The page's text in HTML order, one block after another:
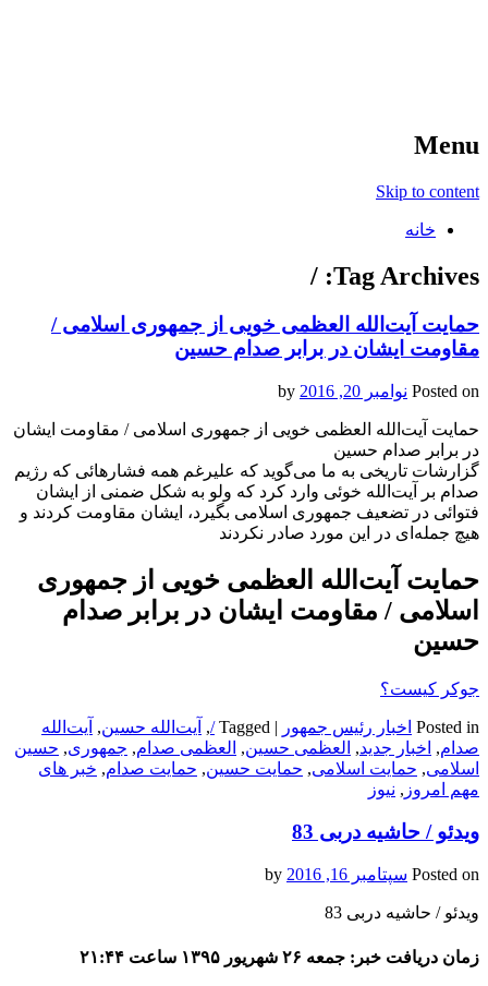
Menu
Skip to content
خانه
Tag Archives:
/
حمایت آیت‌الله العظمی خویی از جمهوری اسلامی /
مقاومت ایشان در برابر صدام حسین
Posted on نوامبر 20, 2016
حمایت آیت‌الله العظمی خویی از جمهوری اسلامی / مقاومت ایشان
در برابر صدام حسین
گزارشات تاریخی به ما می‌گوید که علیرغم همه فشارهائی که رژیم
صدام بر آیت‌الله خوئی وارد کرد که ولو به شکل ضمنی از ایشان
فتوائی در تضعیف جمهوری اسلامی بگیرد، ایشان مقاومت کردند و
هیچ جمله‌‌ای در این مورد صادر نکردند
حمایت آیت‌الله العظمی خویی از جمهوری
اسلامی / مقاومت ایشان در برابر صدام
حسین
جوکر کیست؟
Posted in اخبار رئیس جمهور |
Tagged
/
, آیت‌الله حسین, آیت‌الله
صدام, اخبار جدید, العظمی حسین, العظمی صدام, جمهوری, حسین
اسلامی, حمایت اسلامی, حمایت حسین, حمایت صدام, خبر های
مهم امروز , نیوز
ویدئو / حاشیه دربی 83
Posted on سپتامبر 16, 2016
ویدئو / حاشیه دربی 83
زمان دریافت خبر: جمعه ۲۶ شهریور ۱۳۹۵ ساعت ۲۱:۴۴